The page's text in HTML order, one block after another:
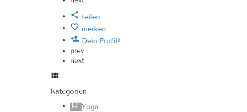
teilen
merken
Dein Profil?
prev
next
Kategorien
Yoga